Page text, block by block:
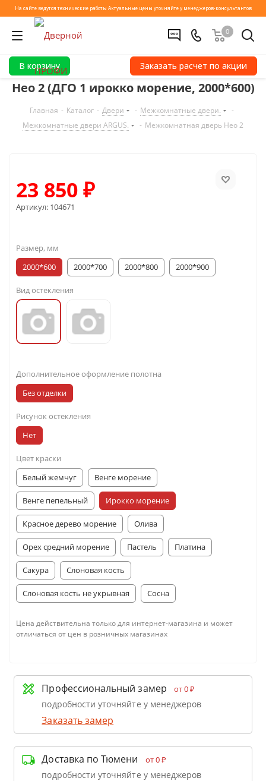
В корзину Заказать расчет по акции
На сайте ведутся технические работы Актуальные цены уточняйте у менеджеров-консультантов
0
Нео 2 (ДГО 1 ирокко морение, 2000*600)
Главная - Каталог - Двери - Межкомнатные двери.
-
Межкомнатные двери ARGUS.
- Межкомнатная дверь Нео 2
23 850₽
Артикул: 104671
Размер, мм
2000*600
2000*700 2000*800 2000*900
Вид остекления
Дополнительное оформление полотна
Без отделки
Рисунок остекления
Нет
Цвет краски
Белый жемчуг
Венге морение
Венге пепельный Ирокко морение
Красное дерево морение Олива
Орех средний морение Пастель Платина
Сакура Слоновая кость
Слоновая кость не укрывная Сосна
Цена действительна только для интернет-магазина и может
отличаться от цен в розничных магазинах
Профессиональный замер от 0 ₽
подробности уточняйте у менеджеров
Заказать замер
Доставка по Тюмени от 0 ₽
подробности уточняйте у менеджеров